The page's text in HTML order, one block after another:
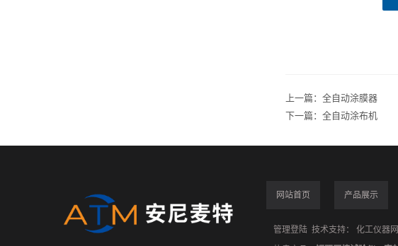
上一篇： 全自动涂膜器
下一篇： 全自动涂布机
网站首页 产品展示
管理登陆 技术支持： 化工仪器网